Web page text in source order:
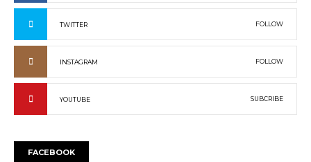
TWITTER FOLLOW
INSTAGRAM FOLLOW
YOUTUBE SUBCRIBE
FACEBOOK